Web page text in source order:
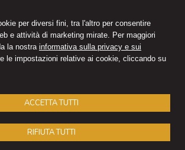
per diversi fini, tra l'altro per consentire
e attività di marketing mirate. Per maggiori
la nostrainformativa sulla privacy e sui
le impostazioni relative ai cookie, cliccando su
ACCETTA TUTTI
RIFIUTA TUTTI